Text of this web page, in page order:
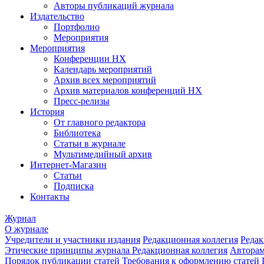
Авторы публикаций журнала
Издательство
Портфолио
Мероприятия
Мероприятия
Конференции НХ
Календарь мероприятий
Архив всех мероприятий
Архив материалов конференций НХ
Пресс-релизы
История
От главного редактора
Библиотека
Статьи в журнале
Мультимедийный архив
Интернет-Магазин
Статьи
Подписка
Контакты
Журнал
О журнале
Учредители и участники издания Редакционная коллегия
Этические принципы журнала Редакционная коллегия
Порядок публикации статей Требования к оформлению статей